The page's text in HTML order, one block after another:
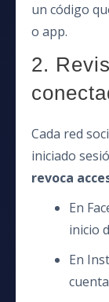
un código
o app.
2.
Cada red
iniciado
revoca
En
inicio
En